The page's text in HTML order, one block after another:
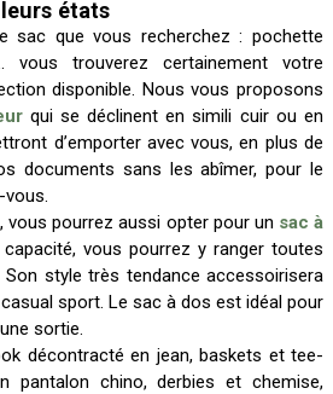
états
sac que vous recherchez : pochette
vous trouverez certainement votre
disponible. Nous vous proposons
qui se déclinent en simili cuir ou en
d’emporter avec vous, en plus de
documents sans les abîmer, pour le
vous.
vous pourrez aussi opter pour un sac à
vous pourrez y ranger toutes
style très tendance accessoirisera
sport. Le sac à dos est idéal pour
sortie.
décontracté en jean, baskets et tee-
pantalon chino, derbies et chemise,